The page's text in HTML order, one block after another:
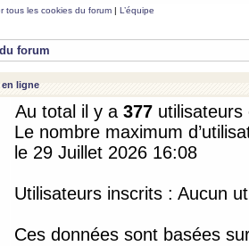
tous les cookies du forum | L’équipe
forum
ligne
Au total il y a 377
Le nombre maximum
le 29 Juillet 2026 16:08
Utilisateurs inscrits : Aucun
Ces données sont basées